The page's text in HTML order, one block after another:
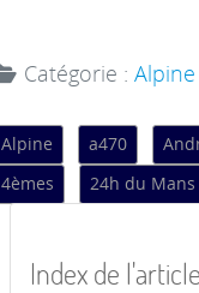
Catégorie : Alpine
Alpine a470
4èmes
24h du Mans
Index de l'article